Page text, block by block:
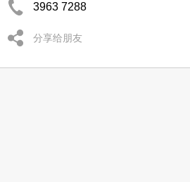
3963 7288
分享给朋友